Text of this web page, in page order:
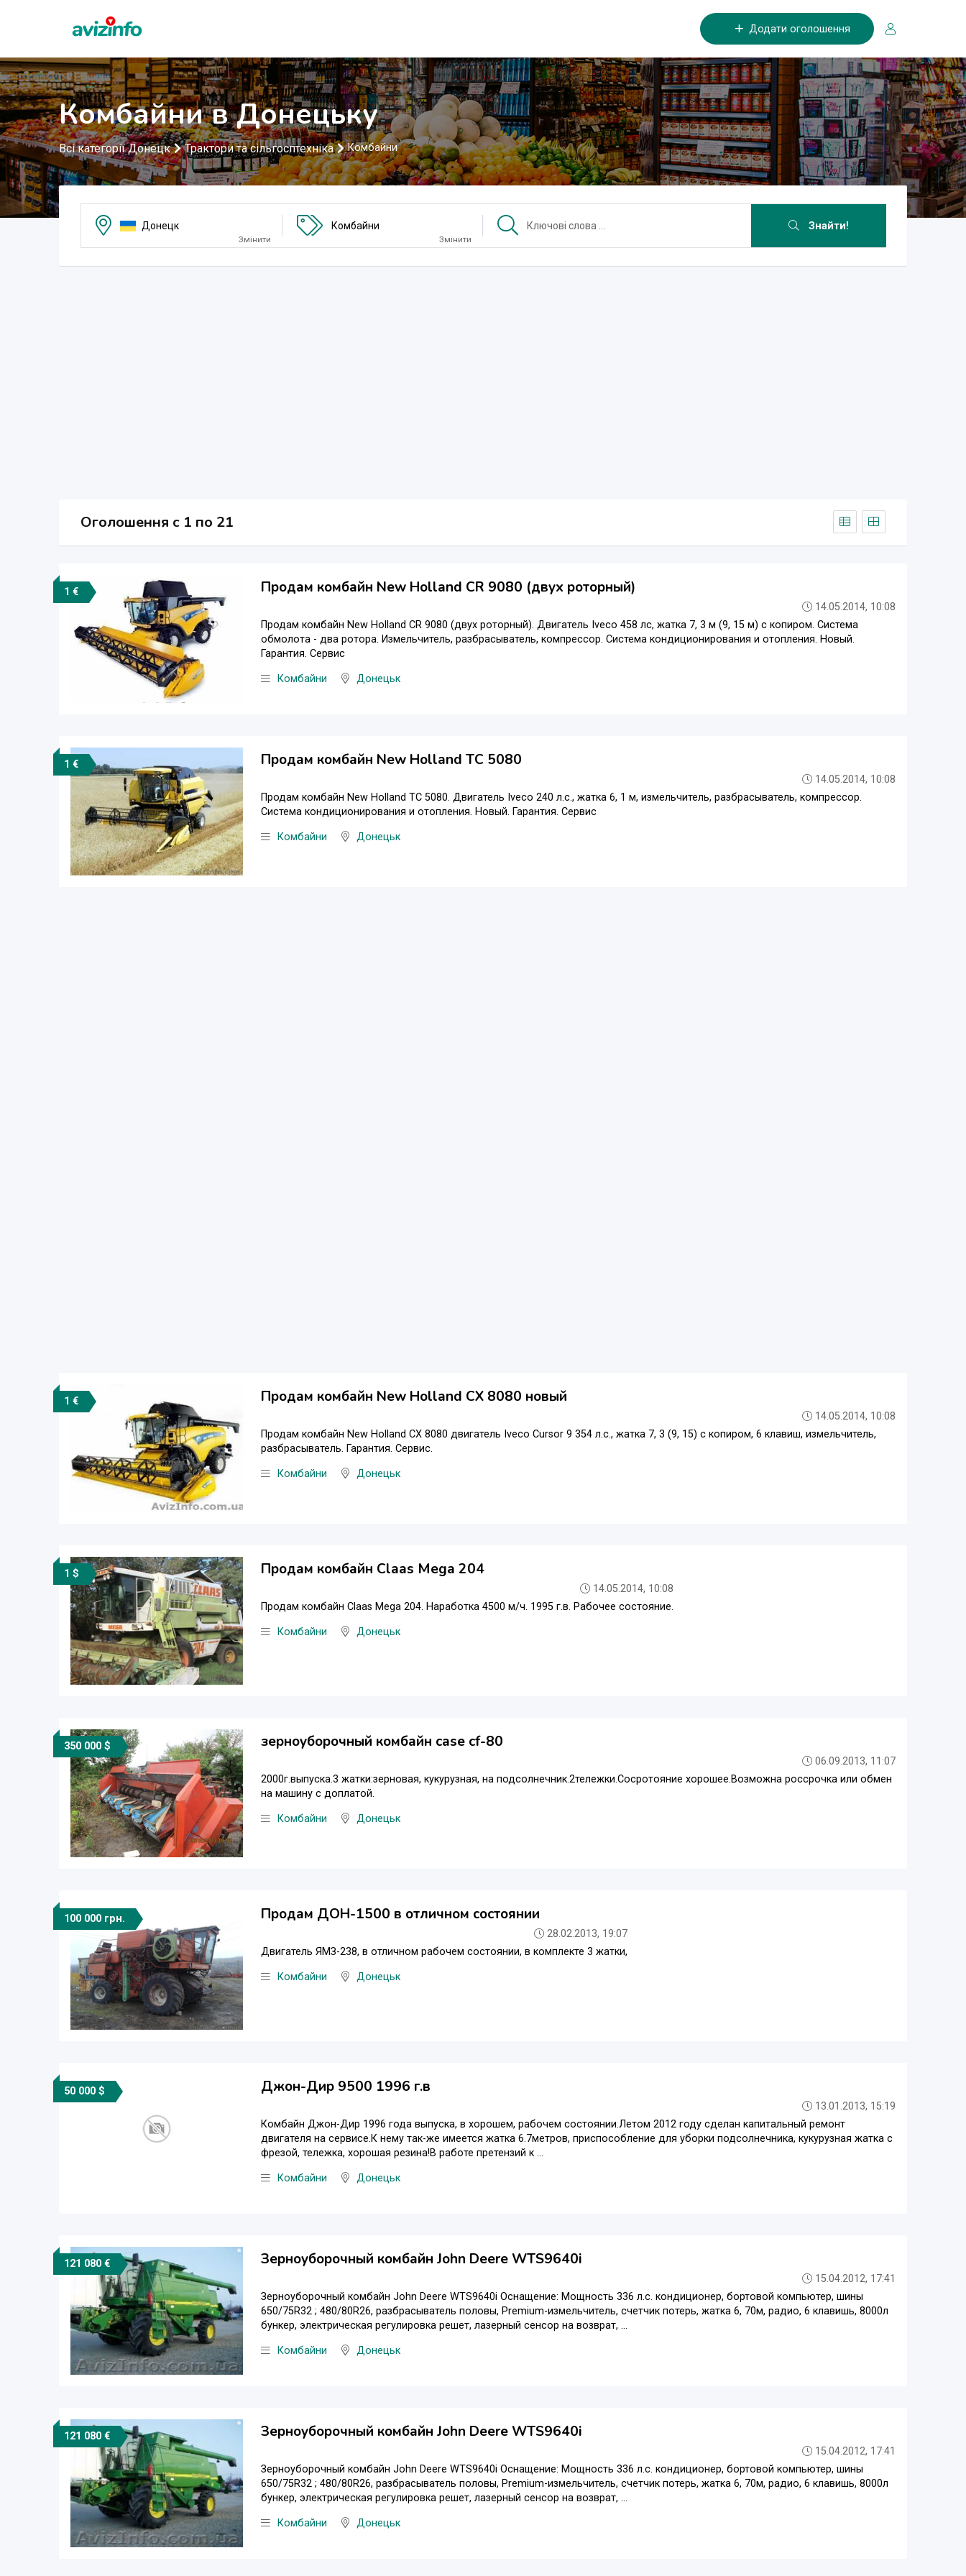
Додати оголошення
Комбайни в Донецьку
Всі категорії Донецк Трактори та сільгосптехніка Комбайни
Донецк
Змінити
Комбайни
Змінити
Знайти!
Оголошення c 1 по 21
1 € Продам комбайн New Holland CR 9080 (двух роторный)
14.05.2014, 10:08
Продам комбайн New Holland CR 9080 (двух роторный). Двигатель Iveco 458 лс, жатка 7, 3 м (9, 15 м) с копиром. Система
обмолота - два ротора. Измельчитель, разбрасыватель, компрессор. Система кондиционирования и отопления. Новый.
Гарантия. Сервис
Комбайни Донецьк
1 € Продам комбайн New Holland TС 5080
14.05.2014, 10:08
Продам комбайн New Holland TС 5080. Двигатель Iveco 240 л.с., жатка 6, 1 м, измельчитель, разбрасыватель, компрессор.
Система кондиционирования и отопления. Новый. Гарантия. Сервис
Комбайни Донецьк
1 € Продам комбайн New Holland CX 8080 новый
14.05.2014, 10:08
Продам комбайн New Holland CX 8080 двигатель Iveco Cursor 9 354 л.с., жатка 7, 3 (9, 15) с копиром, 6 клавиш, измельчитель,
разбрасыватель. Гарантия. Сервис.
Комбайни Донецьк
1 $ Продам комбайн Claas Mega 204
14.05.2014, 10:08
Продам комбайн Claas Mega 204. Наработка 4500 м/ч. 1995 г.в. Рабочее состояние.
Комбайни Донецьк
350 000 $ зерноуборочный комбайн case cf-80
06.09.2013, 11:07
2000г.выпуска.3 жатки:зерновая, кукурузная, на подсолнечник.2тележки.Сосротояние хорошее.Возможна россрочка или обмен
на машину с доплатой.
Комбайни Донецьк
100 000 грн. Продам ДОН-1500 в отличном состоянии
28.02.2013, 19:07
Двигатель ЯМЗ-238, в отличном рабочем состоянии, в комплекте 3 жатки,
Комбайни Донецьк
50 000 $ Джон-Дир 9500 1996 г.в
13.01.2013, 15:19
Комбайн Джон-Дир 1996 года выпуска, в хорошем, рабочем состоянии.Летом 2012 году сделан капитальный ремонт
двигателя на сервисе.К нему так-же имеется жатка 6.7метров, приспособление для уборки подсолнечника, кукурузная жатка с
фрезой, тележка, хорошая резина!В работе претензий к ...
Комбайни Донецьк
121 080 € Зерноуборочный комбайн John Deere WTS9640i
15.04.2012, 17:41
Зерноуборочный комбайн John Deere WTS9640i Оснащение: Мощность 336 л.с. кондиционер, бортовой компьютер, шины
650/75R32 ; 480/80R26, разбрасыватель половы, Premium-измельчитель, счетчик потерь, жатка 6, 70м, радио, 6 клавишь, 8000л
бункер, электрическая регулировка решет, лазерный сенсор на возврат, ...
Комбайни Донецьк
121 080 € Зерноуборочный комбайн John Deere WTS9640i
15.04.2012, 17:41
Зерноуборочный комбайн John Deere WTS9640i Оснащение: Мощность 336 л.с. кондиционер, бортовой компьютер, шины
650/75R32 ; 480/80R26, разбрасыватель половы, Premium-измельчитель, счетчик потерь, жатка 6, 70м, радио, 6 клавишь, 8000л
бункер, электрическая регулировка решет, лазерный сенсор на возврат, ...
Комбайни Донецьк